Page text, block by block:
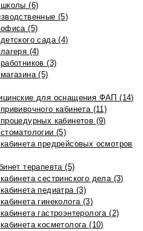
(6)
(5)
(5)
сада (4)
(4)
(3)
(5)
для оснащения ФАП (14)
кабинета (11)
кабинетов (9)
(5)
предрейсовых осмотров
терапевта (5)
сестринского дела (3)
педиатра (3)
гинеколога (3)
гастроэнтеролога (2)
косметолога (10)